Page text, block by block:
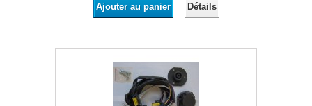
Ajouter au panier Détails